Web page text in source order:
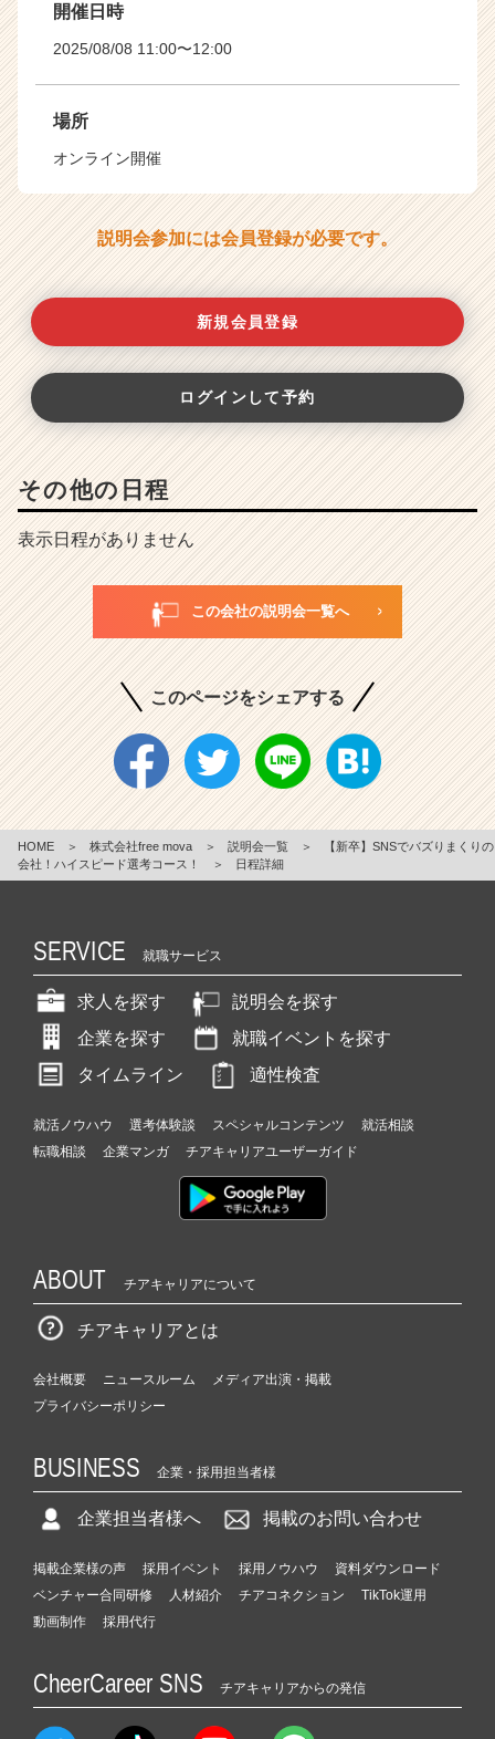
開催日時
2025/08/08 11:00〜12:00
場所
オンライン開催
説明会参加には会員登録が必要です。
新規会員登録
ログインして予約
その他の日程
表示日程がありません
この会社の説明会一覧へ
このページをシェアする
HOME ＞ 株式会社free mova ＞ 説明会一覧 ＞
【新卒】SNSでバズりまくりの
会社！ハイスピード選考コース！
＞ 日程詳細
SERVICE 就職サービス
求人を探す
説明会を探す
企業を探す
就職イベントを探す
タイムライン
適性検査
就活ノウハウ 選考体験談 スペシャルコンテンツ
就活相談
転職相談
企業マンガ チアキャリアユーザーガイド
ABOUT チアキャリアについて
チアキャリアとは
会社概要 ニュースルーム
メディア出演・掲載
プライバシーポリシー
BUSINESS 企業・採用担当者様
企業担当者様へ 掲載のお問い合わせ
掲載企業様の声 採用イベント 採用ノウハウ
資料ダウンロード
ベンチャー合同研修
人材紹介 チアコネクション
TikTok運用
動画制作
採用代行
CheerCareer SNS チアキャリアからの発信